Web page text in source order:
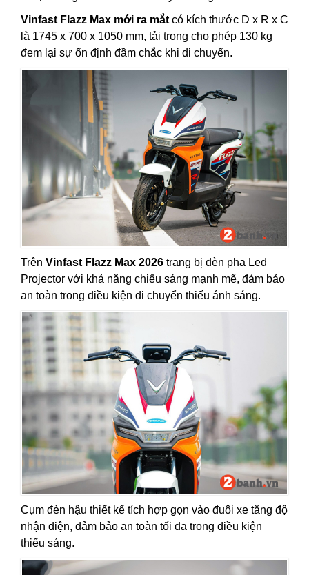
Vinfast Flazz Max mới ra mắtcó kích thước D x R x C
là 1745 x 700 x 1050 mm, tải trọng cho phép 130 kg
đem lại sự ổn định đầm chắc khi di chuyển.
Trên Vinfast Flazz Max 2026 trang bị đèn pha Led
Projector với khả năng chiếu sáng mạnh mẽ, đảm bảo
an toàn trong điều kiện di chuyển thiếu ánh sáng.
Cụm đèn hậu thiết kế tích hợp gọn vào đuôi xe tăng độ
nhận diện, đảm bảo an toàn tối đa trong điều kiện
thiếu sáng.